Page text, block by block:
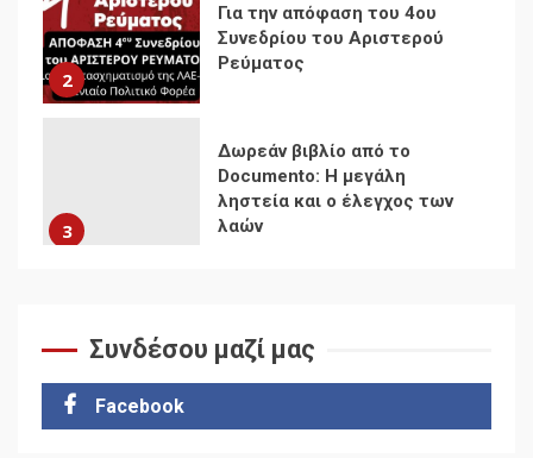
2
Για την απόφαση του 4ου
Συνεδρίου του Αριστερού
Ρεύματος
3
Δωρεάν βιβλίο από το
Documento: Η μεγάλη
ληστεία και ο έλεγχος των
λαών
4
Νεοαποικιοκρατία και η
Απουσία Ιστορικής
Εμπειρίας στην Οικοδόμηση
Παγκόσμιο Νότο
Συνδέσου μαζί μας
Facebook